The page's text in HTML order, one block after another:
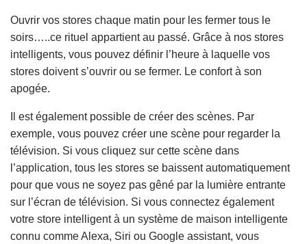
Ouvrir vos stores chaque matin pour les fermer tous le
soirs…..ce rituel appartient au passé. Grâce à nos stores
intelligents, vous pouvez définir l’heure à laquelle vos
stores doivent s’ouvrir ou se fermer. Le confort à son
apogée.
Il est également possible de créer des scènes. Par
exemple, vous pouvez créer une scène pour regarder la
télévision. Si vous cliquez sur cette scène dans
l’application, tous les stores se baissent automatiquement
pour que vous ne soyez pas gêné par la lumière entrante
sur l’écran de télévision. Si vous connectez également
votre store intelligent à un système de maison intelligente
connu comme Alexa, Siri ou Google assistant, vous